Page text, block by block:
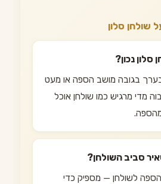
שולחן סלון
סלון נכון?
— בערך בגובה מושב הספה או מעט
מדי מרגיש כמו שולחן אוכל
מהספה.
סביב השולחן?
בין הספה לשולחן — מספיק כדי